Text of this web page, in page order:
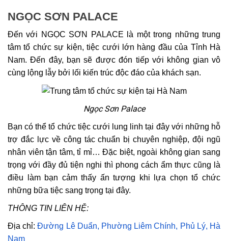
NGỌC SƠN PALACE
Đến với NGỌC SƠN PALACE là một trong những trung
tâm tổ chức sự kiện, tiệc cưới lớn hàng đầu của Tỉnh Hà
Nam. Đến đây, bạn sẽ được đón tiếp với không gian vô
cùng lộng lẫy bởi lối kiến trúc độc đáo của khách sạn.
Ngọc Sơn Palace
Bạn có thể tổ chức tiệc cưới lung linh tại đây với những hỗ
trợ đắc lực về công tác chuẩn bị chuyên nghiệp, đội ngũ
nhân viên tận tâm, tỉ mỉ… Đặc biệt, ngoài không gian sang
trọng với đầy đủ tiện nghi thì phong cách ẩm thực cũng là
điều làm bạn cảm thấy ấn tượng khi lựa chọn tổ chức
những bữa tiệc sang trọng tại đây.
THÔNG TIN LIÊN HỆ:
Địa chỉ:Đường Lê Duẩn, Phường Liêm Chính, Phủ Lý, Hà
Nam